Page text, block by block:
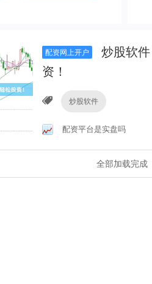
配资网上开户
炒股软
资！
炒股软件
配资平台是实盘吗
全部加载完成